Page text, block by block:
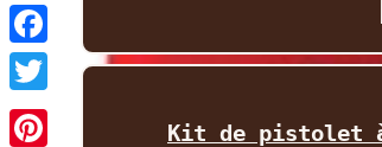
Facebook
Twitter
Kit de pistolet à